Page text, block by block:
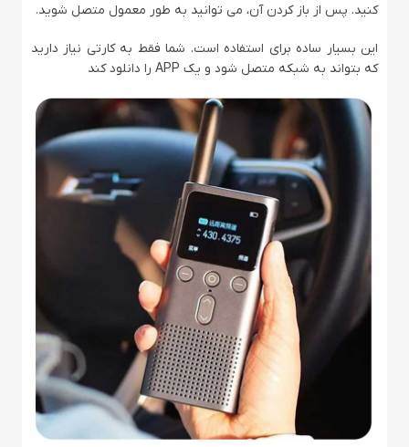
کنید. پس از باز کردن آن، می توانید به طور معمول متصل شوید.
این بسیار ساده برای استفاده است. شما فقط به کارتی نیاز دارید
که بتواند به شبکه متصل شود و یک APP را دانلود کند